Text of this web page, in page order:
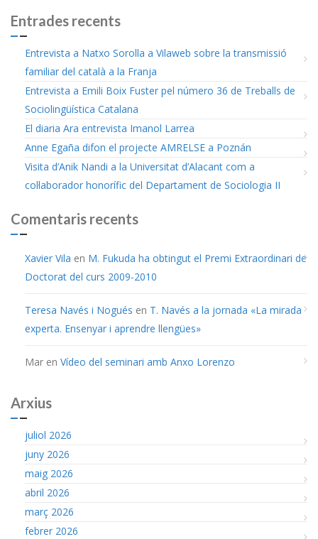
Entrades recents
Entrevista a Natxo Sorolla a Vilaweb sobre la transmissió
familiar del català a la Franja
Entrevista a Emili Boix Fuster pel número 36 de Treballs de
Sociolingüística Catalana
El diaria Ara entrevista Imanol Larrea
Anne Egaña difon el projecte AMRELSE a Poznán
Visita d’Anik Nandi a la Universitat d’Alacant com a
col·laborador honorífic del Departament de Sociologia II
Comentaris recents
Xavier Vila en M. Fukuda ha obtingut el Premi Extraordinari de
Doctorat del curs 2009-2010
Teresa Navés i Nogués en T. Navés a la jornada «La mirada
experta. Ensenyar i aprendre llengües»
Mar en Vídeo del seminari amb Anxo Lorenzo
Arxius
juliol 2026
juny 2026
maig 2026
abril 2026
març 2026
febrer 2026